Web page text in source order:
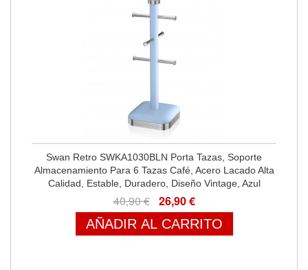
Swan Retro SWKA1030BLN Porta Tazas, Soporte
Almacenamiento Para 6 Tazas Café, Acero Lacado Alta
Calidad, Estable, Duradero, Diseño Vintage, Azul
40,90 € 26,90 €
AÑADIR AL CARRITO